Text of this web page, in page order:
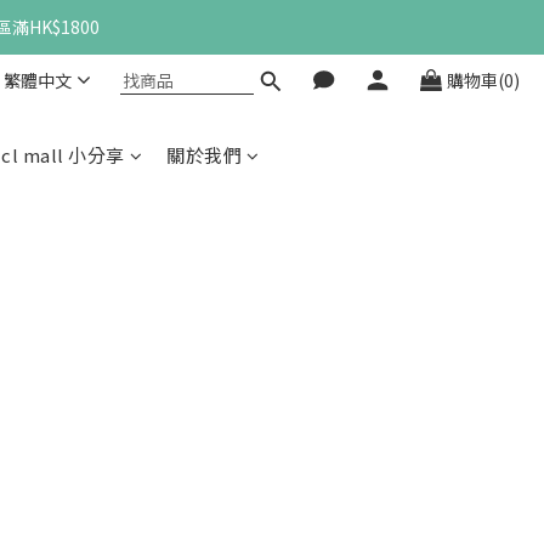
滿HK$1800
繁體中文 購物車(0)
cl mall 小分享 關於我們